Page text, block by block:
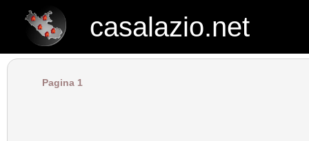
casalazio.net
Pagina 1
casalazio.net